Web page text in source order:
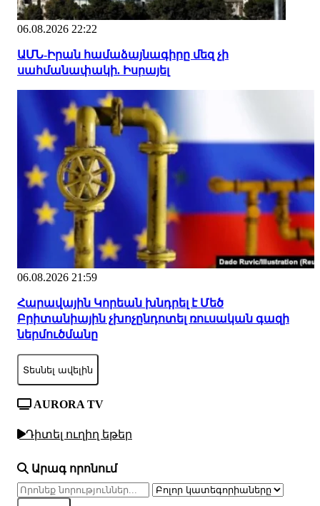
06.08.2026 22:22
ԱՄՆ-Իրան համաձայնագիրը մեզ չի
սահմանափակի. Իսրայել
06.08.2026 21:59
Հարավային Կորեան խնդրել է Մեծ
Բրիտանիային չխոչընդոտել ռուսական գազի
ներմուծմանը
Տեսնել ավելին
AURORA TV
Դիտել ուղիղ եթեր
Արագ որոնում